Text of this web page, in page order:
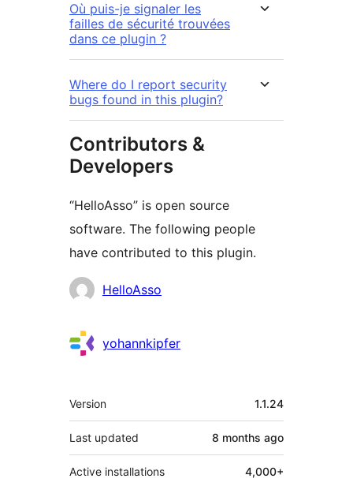
Où puis-je signaler les
failles de sécurité trouvées
dans ce plugin ?
Where do I report security
bugs found in this plugin?
Contributors &
Developers
“HelloAsso” is open source
software. The following people
have contributed to this plugin.
Contributors
HelloAsso
yohannkipfer
Meta
Version 1.1.24
Last updated 8 months ago
Active installations 4,000+